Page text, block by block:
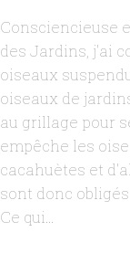
Consciencieuse
des Jardins, j'ai
oiseaux
oiseaux de
au grillage pour
empêche les
cacahuètes et
sont donc
Ce qui…